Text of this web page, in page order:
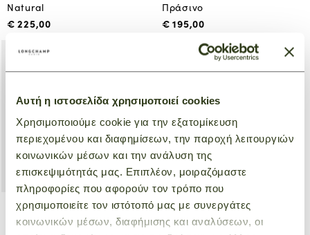
Αυτή η ιστοσελίδα χρησιμοποιεί cookies
Χρησιμοποιούμε cookie για την εξατομίκευση
περιεχομένου και διαφημίσεων, την παροχή λειτουργιών
κοινωνικών μέσων και την ανάλυση της
επισκεψιμότητάς μας. Επιπλέον, μοιραζόμαστε
πληροφορίες που αφορούν τον τρόπο που
χρησιμοποιείτε τον ιστότοπό μας με συνεργάτες
κοινωνικών μέσων, διαφήμισης και αναλύσεων, οι
Natural
€ 225,00
Πράσινο
€ 195,00
Belt bag M Le Pliage Energy